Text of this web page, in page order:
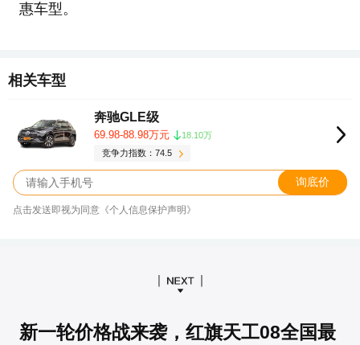
惠车型。
相关车型
奔驰GLE级
69.98-88.98万元
18.10万
竞争力指数：74.5
询底价
点击发送即视为同意《个人信息保护声明》
新一轮价格战来袭，红旗天工08全国最